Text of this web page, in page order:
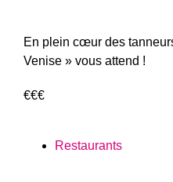
En plein cœur des
Venise » vous attend !
€€€
Restaurants